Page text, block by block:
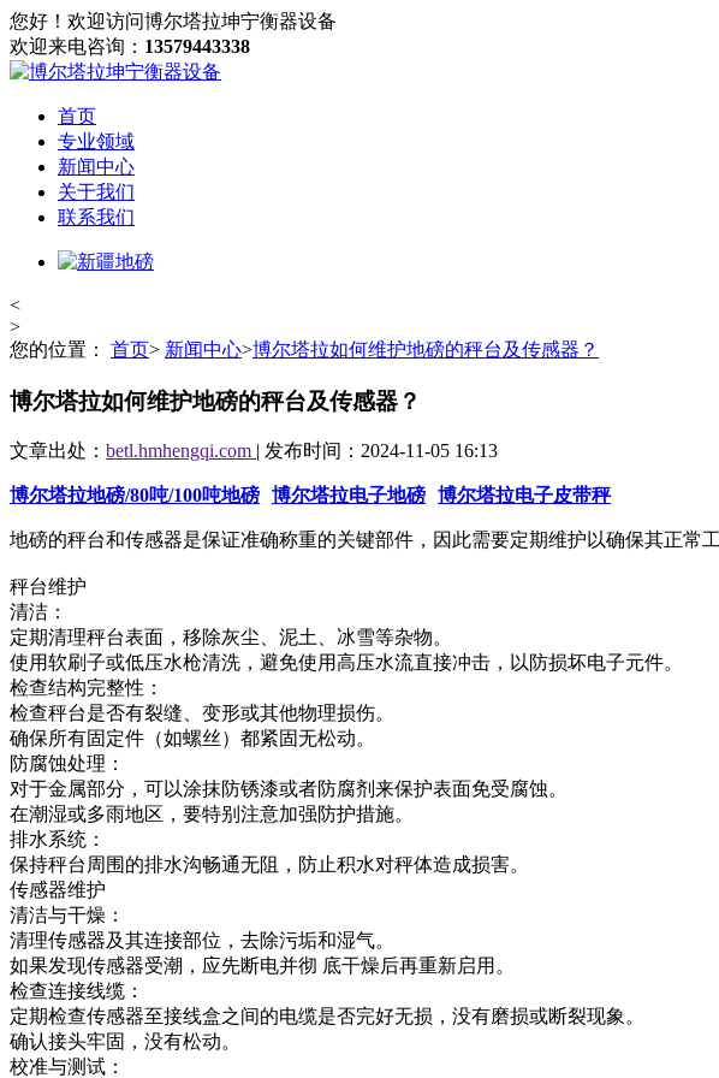
您好！欢迎访问博尔塔拉坤宁衡器设备
欢迎来电咨询： 13579443338
首页
专业领域
新闻中心
关于我们
联系我们
<
>
您的位置： 首页> 新闻中心>博尔塔拉如何维护地磅的秤台及传感器？
博尔塔拉如何维护地磅的秤台及传感器？
文章出处： betl.hmhengqi.com | 发布时间：2024-11-05 16:13
博尔塔拉地磅/80吨/100吨地磅 博尔塔拉电子地磅 博尔塔拉电子皮带秤
地磅的秤台和传感器是保证准确称重的关键部件，因此需要定期维护以确保其正常
秤台维护
清洁：
定期清理秤台表面，移除灰尘、泥土、冰雪等杂物。
使用软刷子或低压水枪清洗，避免使用高压水流直接冲击，以防损坏电子元件。
检查结构完整性：
检查秤台是否有裂缝、变形或其他物理损伤。
确保所有固定件（如螺丝）都紧固无松动。
防腐蚀处理：
对于金属部分，可以涂抹防锈漆或者防腐剂来保护表面免受腐蚀。
在潮湿或多雨地区，要特别注意加强防护措施。
排水系统：
保持秤台周围的排水沟畅通无阻，防止积水对秤体造成损害。
传感器维护
清洁与干燥：
清理传感器及其连接部位，去除污垢和湿气。
如果发现传感器受潮，应先断电并彻 底干燥后再重新启用。
检查连接线缆：
定期检查传感器至接线盒之间的电缆是否完好无损，没有磨损或断裂现象。
确认接头牢固，没有松动。
校准与测试：